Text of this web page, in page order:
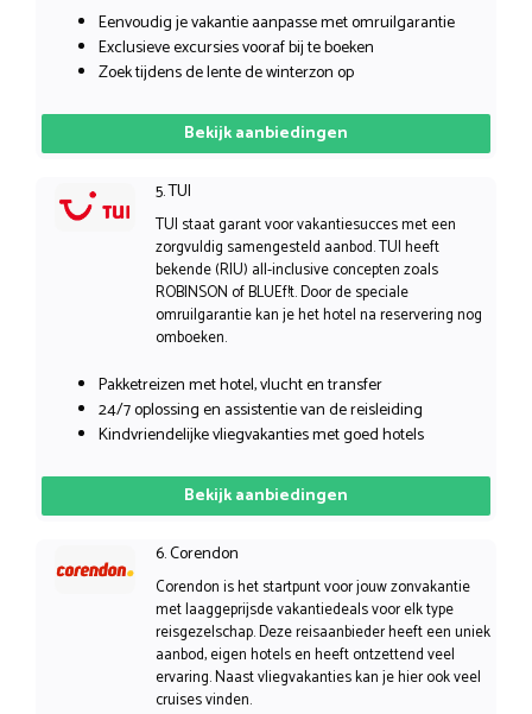
Eenvoudig je vakantie aanpasse met omruilgarantie
Exclusieve excursies vooraf bij te boeken
Zoek tijdens de lente de winterzon op
Bekijk aanbiedingen
5. TUI
TUI staat garant voor vakantiesucces met een
zorgvuldig samengesteld aanbod. TUI heeft
bekende (RIU) all-inclusive concepten zoals
ROBINSON of BLUEf!t. Door de speciale
omruilgarantie kan je het hotel na reservering nog
omboeken.
Pakketreizen met hotel, vlucht en transfer
24/7 oplossing en assistentie van de reisleiding
Kindvriendelijke vliegvakanties met goed hotels
Bekijk aanbiedingen
6. Corendon
Corendon is het startpunt voor jouw zonvakantie
met laaggeprijsde vakantiedeals voor elk type
reisgezelschap. Deze reisaanbieder heeft een uniek
aanbod, eigen hotels en heeft ontzettend veel
ervaring. Naast vliegvakanties kan je hier ook veel
cruises vinden.